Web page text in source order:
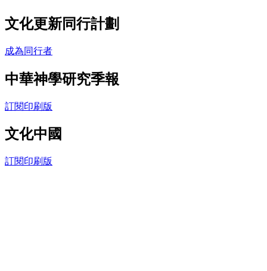
文化更新同行計劃
成為同行者
中華神學研究季報
訂閱印刷版
文化中國
訂閱印刷版